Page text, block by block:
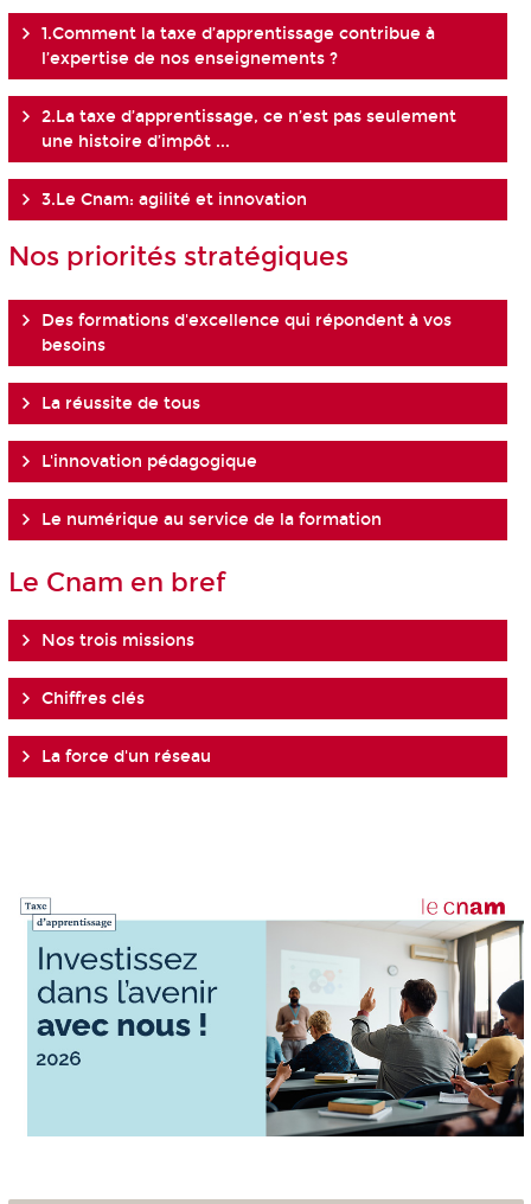
1.Comment la taxe d’apprentissage contribue à
l’expertise de nos enseignements ?
2.La taxe d’apprentissage, ce n’est pas seulement
une histoire d’impôt ...
3.Le Cnam: agilité et innovation
Nos priorités stratégiques
Des formations d'excellence qui répondent à vos
besoins
La réussite de tous
L'innovation pédagogique
Le numérique au service de la formation
Le Cnam en bref
Nos trois missions
Chiffres clés
La force d'un réseau